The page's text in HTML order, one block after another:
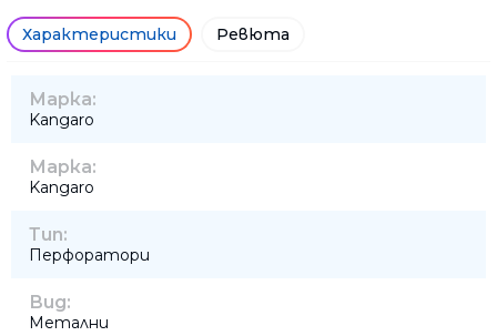
Характеристики Ревюта
Марка:
Kangaro
Марка:
Kangaro
Тип:
Перфоратори
Вид:
Метални